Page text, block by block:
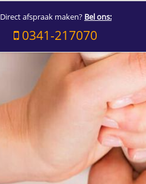
Direct afspraak maken? Bel ons:
0341-217070